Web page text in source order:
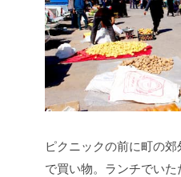
ピクニックの前に町の
で買い物。ランチでい